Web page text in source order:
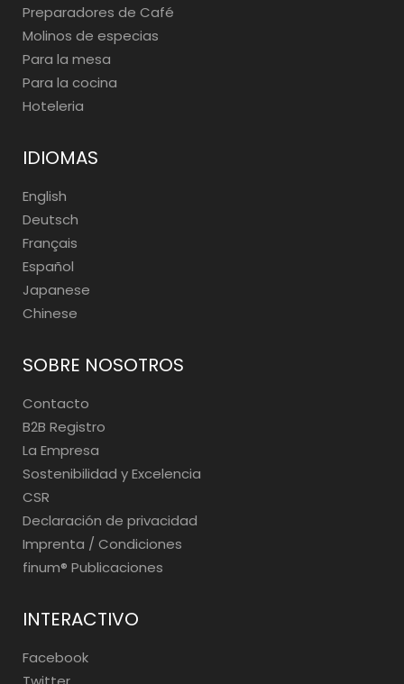
Preparadores de Café
Molinos de especias
Para la mesa
Para la cocina
Hoteleria
IDIOMAS
English
Deutsch
Français
Español
Japanese
Chinese
SOBRE NOSOTROS
Contacto
B2B Registro
La Empresa
Sostenibilidad y Excelencia
CSR
Declaración de privacidad
Imprenta / Condiciones
finum®️ Publicaciones
INTERACTIVO
Facebook